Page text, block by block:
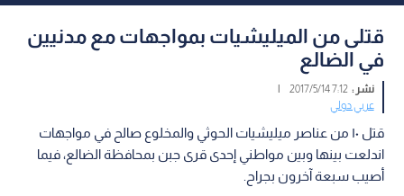
قتلى من الميليشيات بمواجهات مع مدنيين
في الضالع
نشر :7:12 2017/5/14
|
عربي دولي
قتل ١٠ من عناصر ميليشيات الحوثي والمخلوع صالح في مواجهات
اندلعت بينها وبين مواطني إحدى قرى جبن بمحافظة الضالع، فيما
أصيب سبعة آخرون بجراح.